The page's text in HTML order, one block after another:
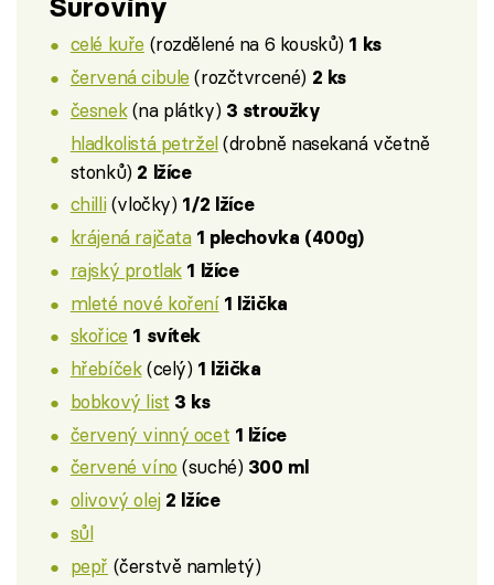
Suroviny
celé kuře (rozdělené na 6 kousků) 1 ks
červená cibule (rozčtvrcené) 2 ks
česnek(na plátky) 3 stroužky
hladkolistá petržel(drobně nasekaná včetně
stonků) 2 lžíce
chilli(vločky) 1/2 lžíce
krájená rajčata 1 plechovka (400g)
rajský protlak 1 lžíce
mleté nové koření 1 lžička
skořice 1 svítek
hřebíček(celý) 1 lžička
bobkový list 3 ks
červený vinný ocet 1 lžíce
červené víno (suché) 300 ml
olivový olej 2 lžíce
sůl
pepř (čerstvě namletý)